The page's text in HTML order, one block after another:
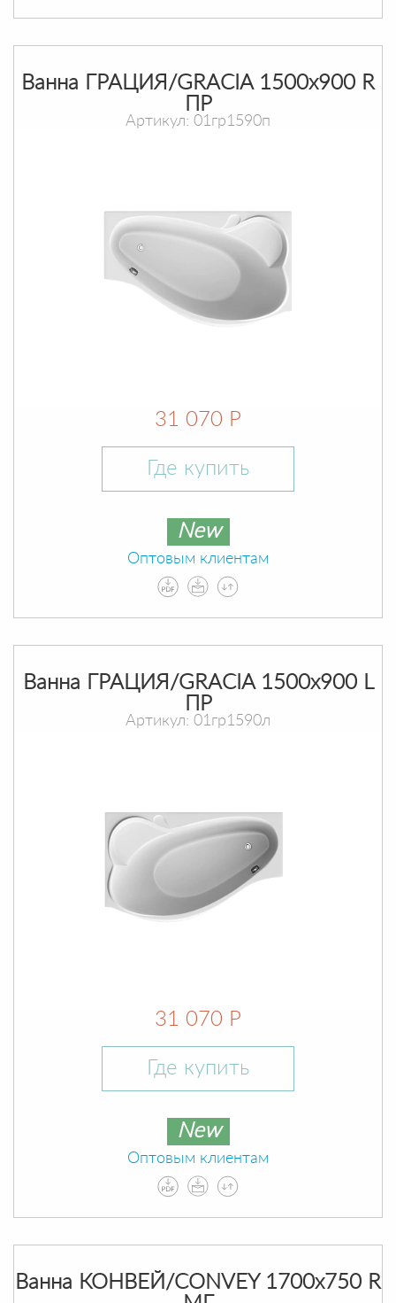
Ванна ГРАЦИЯ/GRACIA 1500х900 R
ПР
Артикул: 01гр1590п
31 070 Р
Где купить
New
Оптовым клиентам
Ванна ГРАЦИЯ/GRACIA 1500х900 L
ПР
Артикул: 01гр1590л
31 070 Р
Где купить
New
Оптовым клиентам
Ванна КОНВЕЙ/CONVEY 1700х750 R